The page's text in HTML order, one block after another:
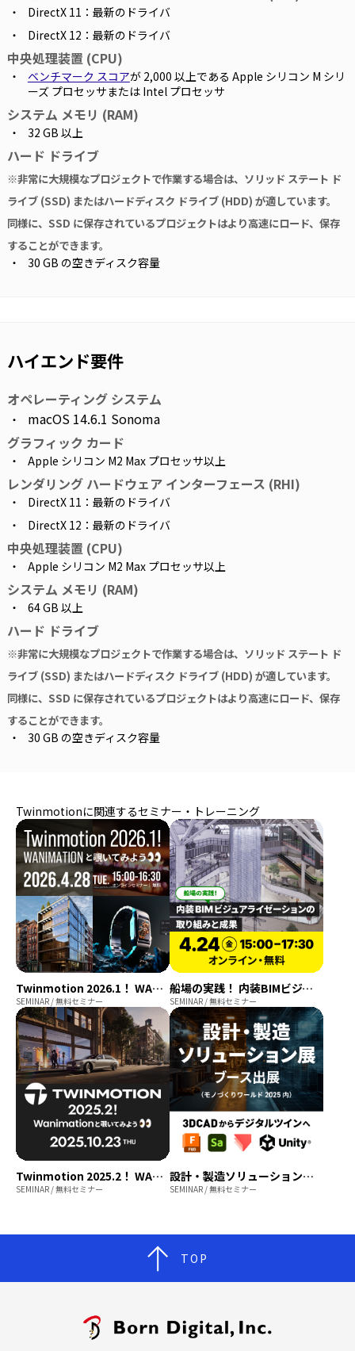
DirectX 11：最新のドライバ
DirectX 12：最新のドライバ
中央処理装置 (CPU)
ベンチマーク スコアが 2,000 以上である Apple シリコン M シリ
ーズ プロセッサまたは Intel プロセッサ
システム メモリ (RAM)
32 GB 以上
ハード ドライブ
※非常に大規模なプロジェクトで作業する場合は、ソリッド ステート ド
ライブ (SSD) またはハードディスク ドライブ (HDD) が適しています。
同様に、SSD に保存されているプロジェクトはより高速にロード、保存
することができます。
30 GB の空きディスク容量
ハイエンド要件
オペレーティング システム
macOS 14.6.1 Sonoma
グラフィック カード
Apple シリコン M2 Max プロセッサ以上
レンダリング ハードウェア インターフェース (RHI)
DirectX 11：最新のドライバ
DirectX 12：最新のドライバ
中央処理装置 (CPU)
Apple シリコン M2 Max プロセッサ以上
システム メモリ (RAM)
64 GB 以上
ハード ドライブ
※非常に大規模なプロジェクトで作業する場合は、ソリッド ステート ド
ライブ (SSD) またはハードディスク ドライブ (HDD) が適しています。
同様に、SSD に保存されているプロジェクトはより高速にロード、保存
することができます。
30 GB の空きディスク容量
Twinmotionに関連するセミナー・トレーニング
Twinmotion 2026.1！ WANIMATIONと覗いてみよう【無料セミナー】
SEMINAR / 無料セミナー
船場の実践！ 内装BIMビジュアライゼーションの取り組みと成果
SEMINAR / 無料セミナー
Twinmotion 2025.2！ WANIMATIONと覗いてみよう【無料セミナー】
SEMINAR / 無料セミナー
設計・製造ソリューション展［東京］2025 出展
SEMINAR / 無料セミナー
TOP